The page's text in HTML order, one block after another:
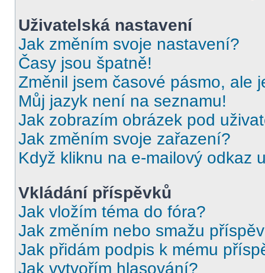
Uživatelská nastavení
Jak změním svoje nastavení?
Časy jsou špatně!
Změnil jsem časové pásmo, ale
Můj jazyk není na seznamu!
Jak zobrazím obrázek pod
Jak změním svoje zařazení?
Když kliknu na e-mailový odkaz
Vkládání příspěvků
Jak vložím téma do fóra?
Jak změním nebo smažu
Jak přidám podpis k mému
Jak vytvořím hlasování?